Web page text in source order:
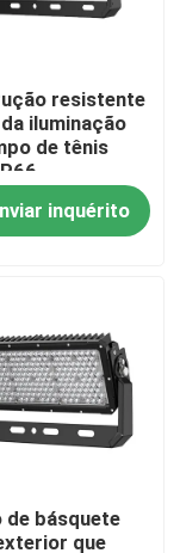
emissor de luz
DE LUZ
de luz
resistente
iluminação
de tênis
inquérito
de básquete
que